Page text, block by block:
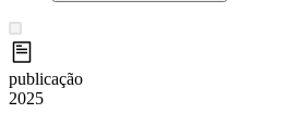
publicação
2025